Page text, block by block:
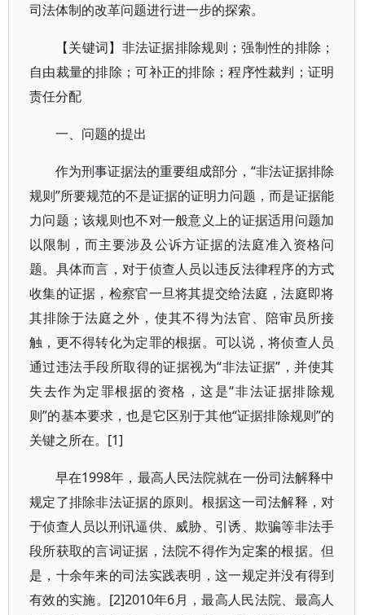
司法体制的改革问题进行进一步的探索。
【关键词】非法证据排除规则；强制性的排除；
自由裁量的排除；可补正的排除；程序性裁判；证明
责任分配
一、问题的提出
作为刑事证据法的重要组成部分，“非法证据排除
规则”所要规范的不是证据的证明力问题，而是证据能
力问题；该规则也不对一般意义上的证据适用问题加
以限制，而主要涉及公诉方证据的法庭准入资格问
题。具体而言，对于侦查人员以违反法律程序的方式
收集的证据，检察官一旦将其提交给法庭，法庭即将
其排除于法庭之外，使其不得为法官、陪审员所接
触，更不得转化为定罪的根据。可以说，将侦查人员
通过违法手段所取得的证据视为“非法证据”，并使其
失去作为定罪根据的资格，这是“非法证据排除规
则”的基本要求，也是它区别于其他“证据排除规则”的
关键之所在。[1]
早在1998年，最高人民法院就在一份司法解释中
规定了排除非法证据的原则。根据这一司法解释，对
于侦查人员以刑讯逼供、威胁、引诱、欺骗等非法手
段所获取的言词证据，法院不得作为定案的根据。但
是，十余年来的司法实践表明，这一规定并没有得到
有效的实施。[2]2010年6月，最高人民法院、最高人